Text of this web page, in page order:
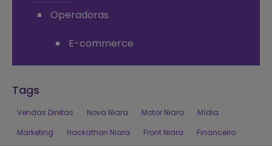
Operadoras
E-commerce
Tags
Vendas Diretas Nova Niara Motor Niara
Mídia
Marketing
Hackathon Niara Front Niara
Financeiro